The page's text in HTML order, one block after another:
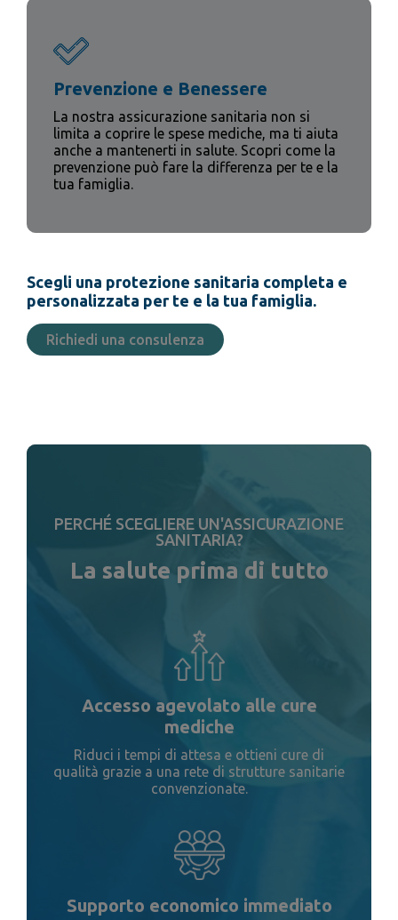
Prevenzione e Benessere
La nostra assicurazione sanitaria non si
limita a coprire le spese mediche, ma ti aiuta
anche a mantenerti in salute. Scopri come la
prevenzione può fare la differenza per te e la
tua famiglia.
Scegli una protezione sanitaria completa e
personalizzata per te e la tua famiglia.
Richiedi una consulenza
PERCHÉ SCEGLIERE UN'ASSICURAZIONE
SANITARIA?
La salute prima di tutto
Accesso agevolato alle cure
mediche
Riduci i tempi di attesa e ottieni cure di
qualità grazie a una rete di strutture sanitarie
convenzionate.
Supporto economico immediato